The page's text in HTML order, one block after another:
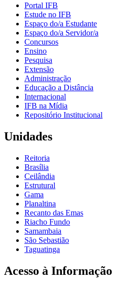
Portal IFB
Estude no IFB
Espaço do/a Estudante
Espaço do/a Servidor/a
Concursos
Ensino
Pesquisa
Extensão
Administração
Educação a Distância
Internacional
IFB na Mídia
Repositório Institucional
Unidades
Reitoria
Brasília
Ceilândia
Estrutural
Gama
Planaltina
Recanto das Emas
Riacho Fundo
Samambaia
São Sebastião
Taguatinga
Acesso à Informação